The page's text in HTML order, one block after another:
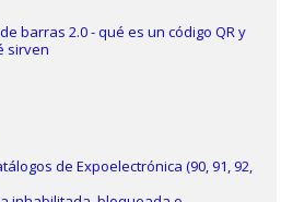
barras 2.0 - qué es un código QR y
sirven
de Expoelectrónica (90, 91, 92,